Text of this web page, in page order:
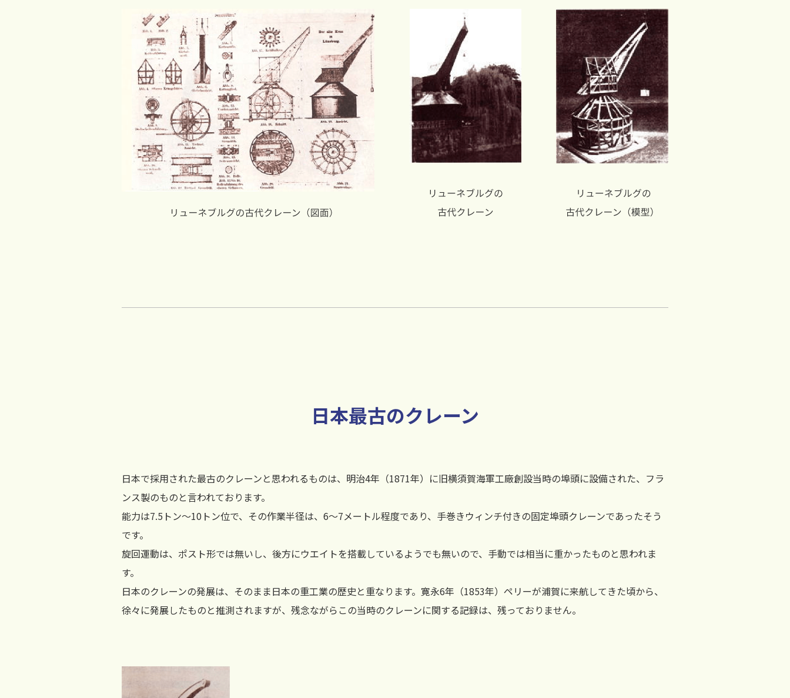
日本最古のクレーン
日本で採用された最古のクレーンと思われるものは、明治4年（1871年）に旧横須賀海軍工廠創設当時の埠頭に設備された、フラ
ンス製のものと言われております。
能力は7.5トン～10トン位で、その作業半径は、6～7メートル程度であり、手巻きウィンチ付きの固定埠頭クレーンであったそう
です。
旋回運動は、ポスト形では無いし、後方にウエイトを搭載しているようでも無いので、手動では相当に重かったものと思われま
す。
日本のクレーンの発展は、そのまま日本の重工業の歴史と重なります。寛永6年（1853年）ペリーが浦賀に来航してきた頃から、
徐々に発展したものと推測されますが、残念ながらこの当時のクレーンに関する記録は、残っておりません。